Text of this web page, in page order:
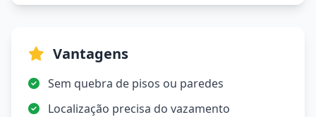
Vantagens
Sem quebra de pisos ou paredes
Localização precisa do vazamento